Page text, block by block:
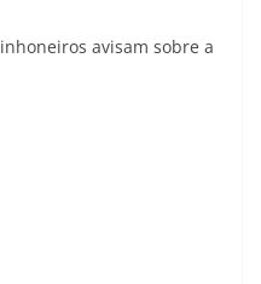
avisam sobre a